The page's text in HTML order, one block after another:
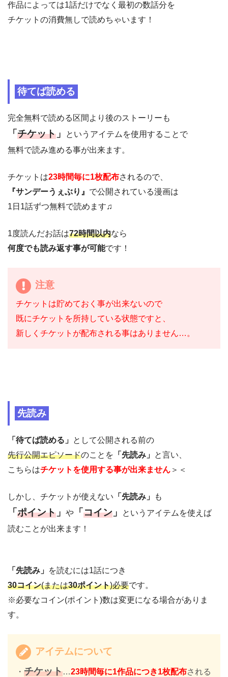
作品によっては1話だけでなく最初の数話分を
チケットの消費無しで読めちゃいます！
待てば読める
完全無料で読める区間より後のストーリーも
「 チケット 」
というアイテムを使用することで
無料で読み進める事が出来ます。
チケットは23時間毎に1枚配布されるので、
『サンデーうぇぶり』 で公開されている漫画は
1日1話ずつ無料で読めます♫
1度読んだお話は72時間以内なら
何度でも読み返す事が可能です！
注意
チケットは貯めておく事が出来ないので
既にチケットを所持している状態ですと、
新しくチケットが配布される事はありません…。
先読み
「待てば読める」 として公開される前の
先行公開エピソードのことを 「先読み」 と言い、
こちらはチケットを使用する事が出来ません ＞＜
しかし、チケットが使えない 「先読み」 も
「ポイント 」 や 「コイン 」
というアイテムを使えば
読むことが出来ます！
「先読み」 を読むには1話につき
30コイン(または30ポイント)必要です。
※必要なコイン(ポイント)数は変更になる場合がありま
す。
アイテムについて
・ チケット…23時間毎に1作品につき1枚配布される